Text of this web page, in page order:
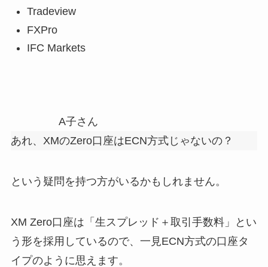
Tradeview
FXPro
IFC Markets
A子さん
あれ、XMのZero口座はECN方式じゃないの？
という疑問を持つ方がいるかもしれません。
XM Zero口座は「生スプレッド＋取引手数料」とい
う形を採用しているので、一見ECN方式の口座タ
イプのように思えます。